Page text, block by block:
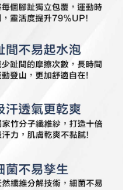
kepada Taiwan Mobile untuk
untuk pengesahan,
untuk bil ansuran oleh
secara lengkap melalui